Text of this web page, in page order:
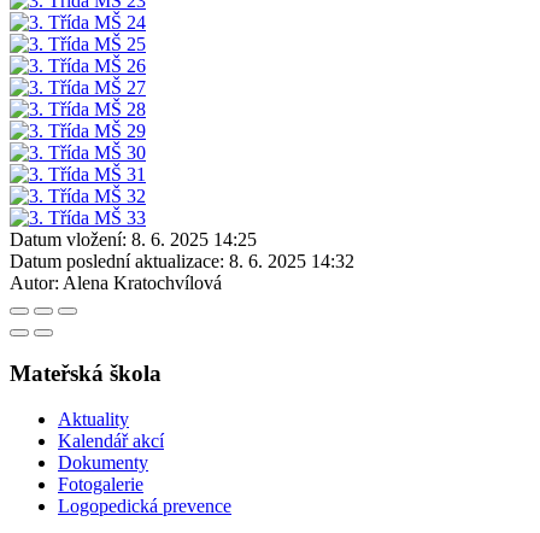
Datum vložení: 8. 6. 2025 14:25
Datum poslední aktualizace: 8. 6. 2025 14:32
Autor: Alena Kratochvílová
Mateřská škola
Aktuality
Kalendář akcí
Dokumenty
Fotogalerie
Logopedická prevence